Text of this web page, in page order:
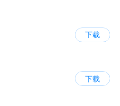
下载
下载